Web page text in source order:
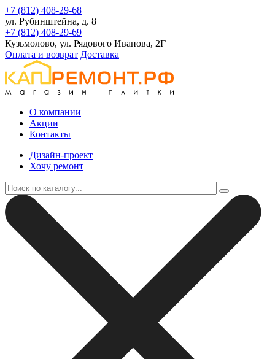
+7 (812) 408-29-68
ул. Рубинштейна, д. 8
+7 (812) 408-29-69
Кузьмолово, ул. Рядового Иванова, 2Г
Оплата и возврат Доставка
О компании
Акции
Контакты
Дизайн-проект
Хочу ремонт